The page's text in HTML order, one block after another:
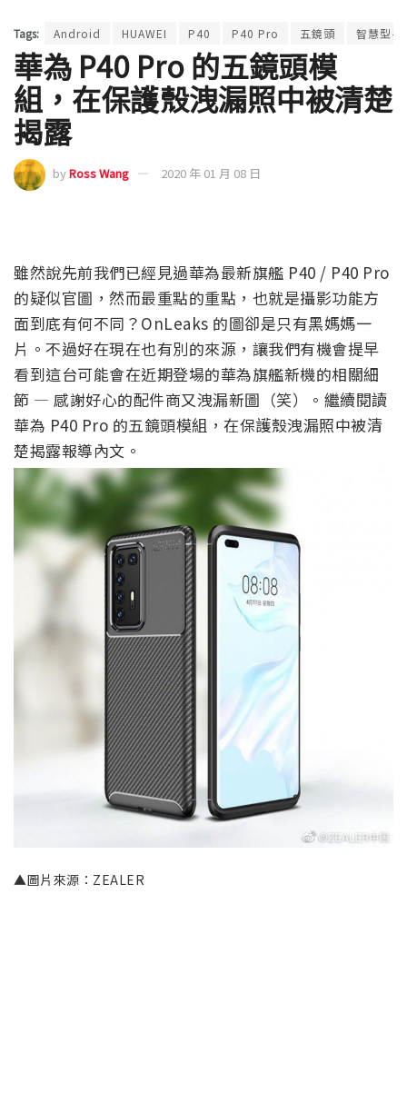
Tags: Android HUAWEI P40 P40 Pro 五鏡頭 智慧型手
華為 P40 Pro 的五鏡頭模
組，在保護殼洩漏照中被清楚
揭露
byRoss Wang 2020 年 01 月 08 日
雖然說先前我們已經見過華為最新旗艦 P40 / P40 Pro
的疑似官圖，然而最重點的重點，也就是攝影功能方
面到底有何不同？OnLeaks 的圖卻是只有黑媽媽一
片。不過好在現在也有別的來源，讓我們有機會提早
看到這台可能會在近期登場的華為旗艦新機的相關細
節 — 感謝好心的配件商又洩漏新圖（笑）。繼續閱讀
華為 P40 Pro 的五鏡頭模組，在保護殼洩漏照中被清
楚揭露報導內文。
▲圖片來源：ZEALER